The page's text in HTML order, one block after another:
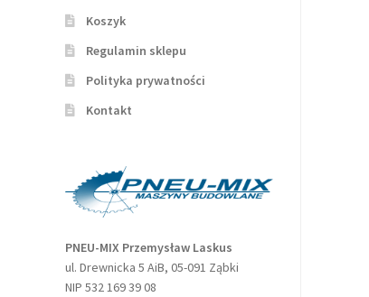
Koszyk
Regulamin sklepu
Polityka prywatności
Kontakt
PNEU-MIX Przemysław Laskus
ul. Drewnicka 5 AiB, 05-091 Ząbki
NIP 532 169 39 08